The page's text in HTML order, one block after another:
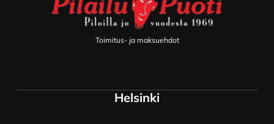
Toimitus- ja maksuehdot
Helsinki